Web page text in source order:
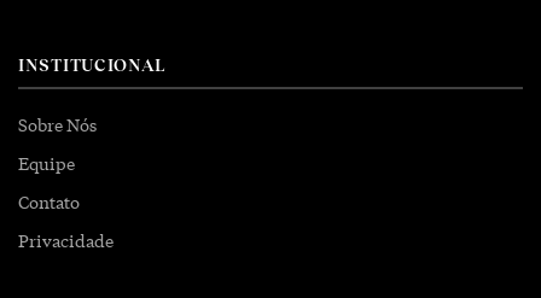
INSTITUCIONAL
Sobre Nós
Equipe
Contato
Privacidade